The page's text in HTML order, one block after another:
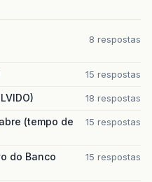
8 respostas
15 respostas
18 respostas
(tempo de
15 respostas
do Banco
15 respostas